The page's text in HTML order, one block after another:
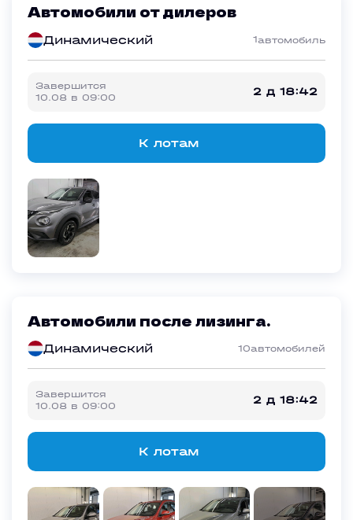
Автомобили от дилеров
Динамический 1автомобиль
Завершится
10.08 в 09:00 2 д 18:42
К лотам
Автомобили после лизинга.
Динамический 10автомобилей
Завершится
10.08 в 09:00 2 д 18:42
К лотам